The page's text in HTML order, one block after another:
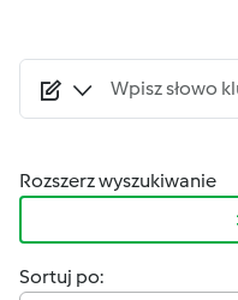
Rozszerz wyszukiwanie
Sortuj po: